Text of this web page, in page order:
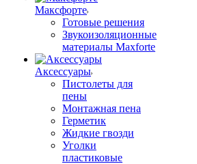
Максфорте
Готовые решения
Звукоизоляционные
материалы Maxforte
Аксессуары
Пистолеты для
пены
Монтажная пена
Герметик
Жидкие гвозди
Уголки
пластиковые